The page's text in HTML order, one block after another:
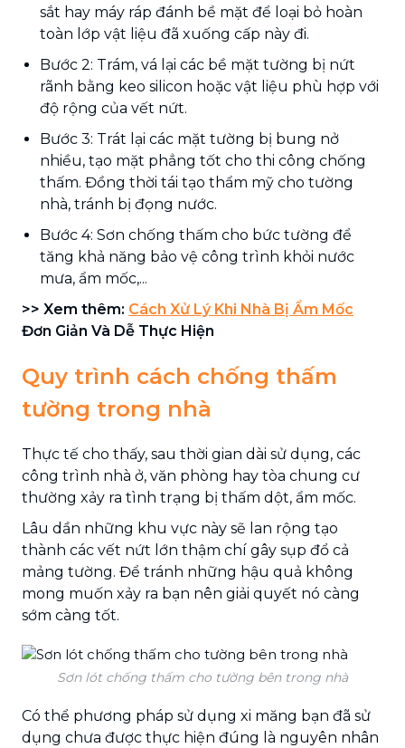
sắt hay máy ráp đánh bề mặt để loại bỏ hoàn
toàn lớp vật liệu đã xuống cấp này đi.
Bước 2: Trám, vá lại các bề mặt tường bị nứt
rãnh bằng keo silicon hoặc vật liệu phù hợp với
độ rộng của vết nứt.
Bước 3: Trát lại các mặt tường bị bung nở
nhiều, tạo mặt phẳng tốt cho thi công chống
thấm. Đồng thời tái tạo thẩm mỹ cho tường
nhà, tránh bị đọng nước.
Bước 4: Sơn chống thấm cho bức tường để
tăng khả năng bảo vệ công trình khỏi nước
mưa, ẩm mốc,...
>> Xem thêm: Cách Xử Lý Khi Nhà Bị Ẩm Mốc
Đơn Giản Và Dễ Thực Hiện
Quy trình cách chống thấm
tường trong nhà
Thực tế cho thấy, sau thời gian dài sử dụng, các
công trình nhà ở, văn phòng hay tòa chung cư
thường xảy ra tình trạng bị thấm dột, ẩm mốc.
Lâu dần những khu vực này sẽ lan rộng tạo
thành các vết nứt lớn thậm chí gây sụp đổ cả
mảng tường. Để tránh những hậu quả không
mong muốn xảy ra bạn nên giải quyết nó càng
sớm càng tốt.
Sơn lót chống thấm cho tường bên trong nhà
Có thể phương pháp sử dụng xi măng bạn đã sử
dụng chưa được thực hiện đúng là nguyên nhân